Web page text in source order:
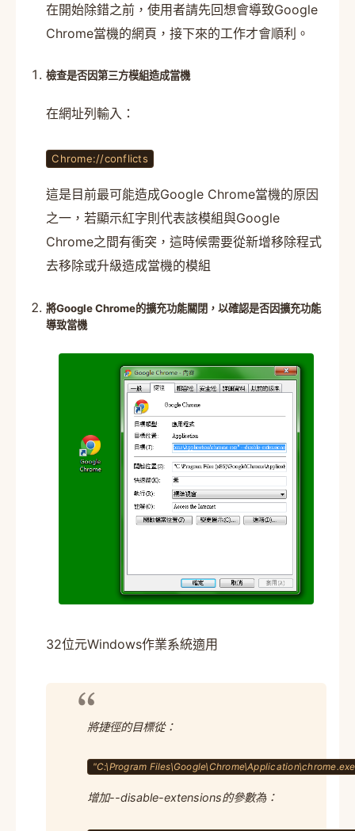
在開始除錯之前，使用者請先回想會導致Google
Chrome當機的網頁，接下來的工作才會順利。
檢查是否因第三方模組造成當機
在網址列輸入：
Chrome://conflicts
這是目前最可能造成Google Chrome當機的原因
之一，若顯示紅字則代表該模組與Google
Chrome之間有衝突，這時候需要從新增移除程式
去移除或升級造成當機的模組
將Google Chrome的擴充功能關閉，以確認是否因擴充功能
導致當機
32位元Windows作業系統適用
將捷徑的目標從：
"C:\Program
增加--disable-extensions的參數為：